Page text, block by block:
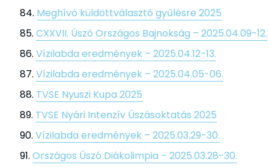
Meghívó küldöttválasztó gyűlésre 2025
CXXVII. Úszó Országos Bajnokság – 2025.04.09-12.
Vízilabda eredmények – 2025.04.12-13.
Vízilabda eredmények – 2025.04.05-06.
TVSE Nyuszi Kupa 2025
TVSE Nyári Intenzív Úszásoktatás 2025
Vízilabda eredmények – 2025.03.29-30.
Országos Úszó Diákolimpia – 2025.03.28-30.